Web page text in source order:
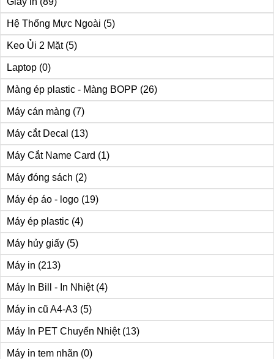
Hệ Thống Mực Ngoài (5)
Keo Ủi 2 Mặt (5)
Laptop (0)
Màng ép plastic - Màng BOPP (26)
Máy cán màng (7)
Máy cắt Decal (13)
Máy Cắt Name Card (1)
Máy đóng sách (2)
Máy ép áo - logo (19)
Máy ép plastic (4)
Máy hủy giấy (5)
Máy in (213)
Máy In Bill - In Nhiệt (4)
Máy in cũ A4-A3 (5)
Máy In PET Chuyển Nhiệt (13)
Máy in tem nhãn (0)